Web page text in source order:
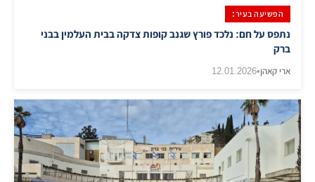
הפשיעה בעיר:
נתפס על חם: נלכד פורץ שגנב קופות צדקה בבית העלמין בבני
ברק
ארי קאהן•
12.01.2026